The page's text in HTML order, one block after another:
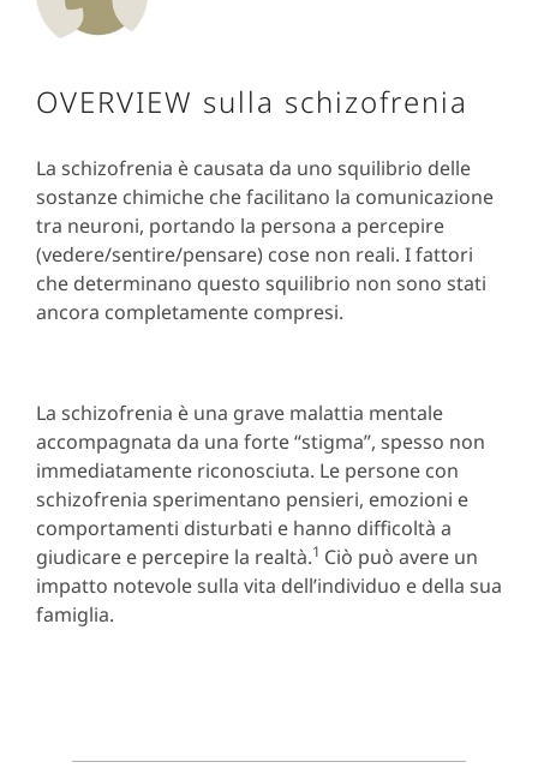
OVERVIEW sulla schizofrenia
La schizofrenia è causata da uno squilibrio delle
sostanze chimiche che facilitano la comunicazione
tra neuroni, portando la persona a percepire
(vedere/sentire/pensare) cose non reali. I fattori
che determinano questo squilibrio non sono stati
ancora completamente compresi.
La schizofrenia è una grave malattia mentale
accompagnata da una forte “stigma”, spesso non
immediatamente riconosciuta. Le persone con
schizofrenia sperimentano pensieri, emozioni e
comportamenti disturbati e hanno difficoltà a
giudicare e percepire la realtà.1 Ciò può avere un
impatto notevole sulla vita dell’individuo e della sua
famiglia.